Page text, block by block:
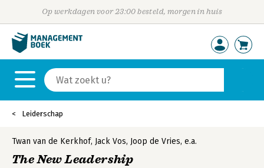
Op werkdagen voor 23:00 besteld, morgen in huis
Leiderschap
Twan van de Kerkhof, Jack Vos, Joop de Vries, e.a.
The New Leadership